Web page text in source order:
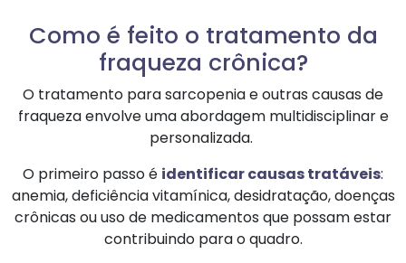
Como é feito o tratamento da
fraqueza crônica?
O tratamento para sarcopenia e outras causas de
fraqueza envolve uma abordagem multidisciplinar e
personalizada.
O primeiro passo é identificar causas tratáveis:
anemia, deficiência vitamínica, desidratação, doenças
crônicas ou uso de medicamentos que possam estar
contribuindo para o quadro.